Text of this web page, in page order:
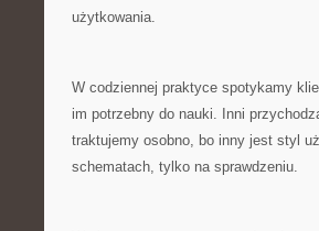
użytkowania.
W codziennej praktyce spotykamy
im potrzebny do nauki. Inni
traktujemy osobno, bo inny jest styl
schematach, tylko na sprawdzeniu.